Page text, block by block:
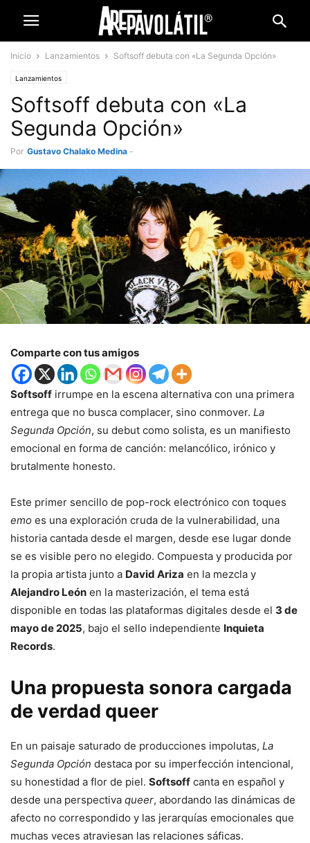
Inicio Lanzamientos Softsoff debuta con «La Segunda Opción»
Lanzamientos
Softsoff debuta con «La
Segunda Opción»
Por Gustavo Chalako Medina -
Comparte con tus amigos
Softsoff irrumpe en la escena alternativa con una primera
entrega que no busca complacer, sino conmover. La
Segunda Opción, su debut como solista, es un manifiesto
emocional en forma de canción: melancólico, irónico y
brutalmente honesto.
Este primer sencillo de pop-rock electrónico con toques
emo es una exploración cruda de la vulnerabilidad, una
historia cantada desde el margen, desde ese lugar donde
se es visible pero no elegido. Compuesta y producida por
la propia artista junto a David Ariza en la mezcla y
Alejandro León en la masterización, el tema está
disponible en todas las plataformas digitales desde el 3 de
mayo de 2025, bajo el sello independiente Inquieta
Records.
Una propuesta sonora cargada
de verdad queer
En un paisaje saturado de producciones impolutas, La
Segunda Opción destaca por su imperfección intencional,
su honestidad a flor de piel. Softsoff canta en español y
desde una perspectiva queer, abordando las dinámicas de
afecto no correspondido y las jerarquías emocionales que
muchas veces atraviesan las relaciones sáficas.